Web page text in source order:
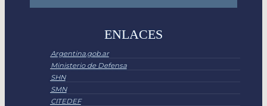
ENLACES
Argentina.gob.ar
Ministerio de Defensa
SHN
SMN
CITEDEF